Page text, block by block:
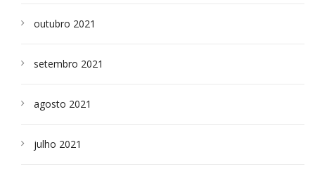
outubro 2021
setembro 2021
agosto 2021
julho 2021